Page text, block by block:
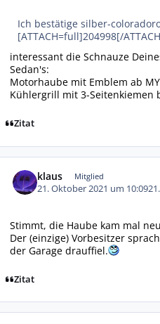
Ich bestätige silber-
[ATTACH=full]204998[/
interessant die Schnauze
Sedan's:
Motorhaube mit Emblem ab
Kühlergrill mit 3-Seitenkiemen
Zitat
klaus Mitglied
21. Oktober 2021 um 10:09
Stimmt, die Haube kam mal
Der (einzige) Vorbesitzer
der Garage drauffiel.
Zitat